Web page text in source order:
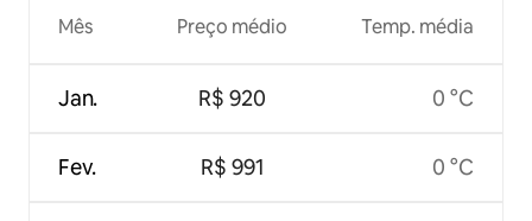
Mês
Jan.
Fev.
Preço médio
R$ 920
R$ 991
Temp. média
0 °C
0 °C